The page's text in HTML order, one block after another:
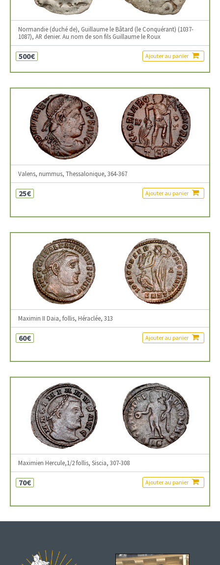
Normandie (duché de), Guillaume le Bâtard (le Conquérant) (1037-
1087), AR denier. Au nom de son fils Guillaume le Roux
500€ Ajouter au panier
Valens, nummus, Thessalonique, 364-367
25€ Ajouter au panier
Maximin II Daia, follis, Héraclée, 313
60€ Ajouter au panier
Maximien Hercule,1/2 follis, Siscia, 307-308
70€ Ajouter au panier